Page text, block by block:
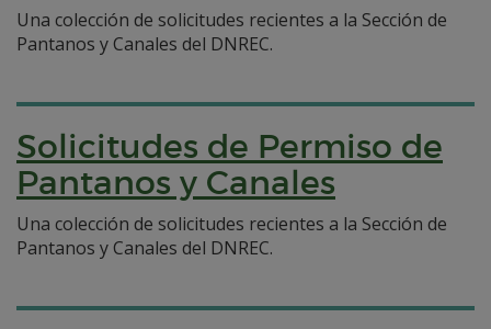
Una colección de solicitudes recientes a la Sección de
Pantanos y Canales del DNREC.
Solicitudes de Permiso de
Pantanos y Canales
Una colección de solicitudes recientes a la Sección de
Pantanos y Canales del DNREC.